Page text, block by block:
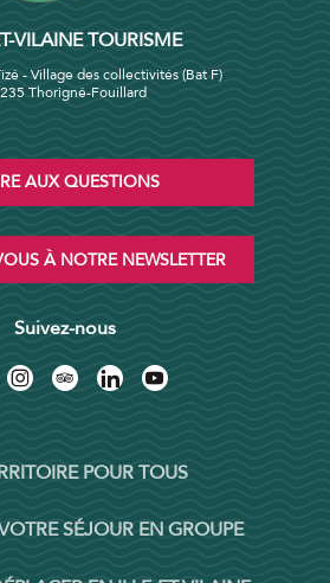
VILAINE TOURISME
- Village des collectivités (Bat F)
Thorigné-Fouillard
AUX QUESTIONS
À NOTRE NEWSLETTER
Suivez-nous
POUR TOUS
VOTRE SÉJOUR EN GROUPE